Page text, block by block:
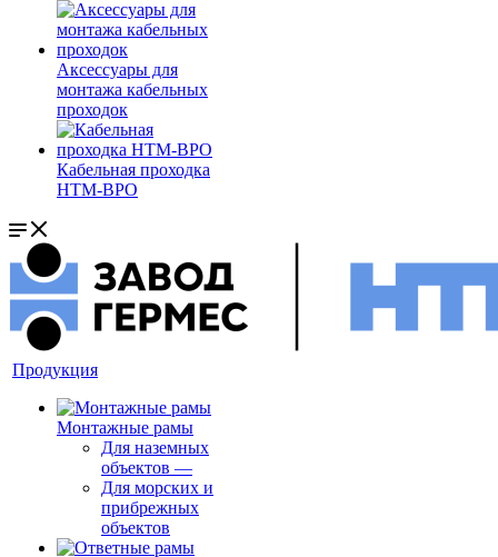
Аксессуары для
монтажа кабельных
проходок
Кабельная проходка
НТМ-ВРО
Продукция
Монтажные рамы
Для наземных
объектов —
Для морских и
прибрежных
объектов